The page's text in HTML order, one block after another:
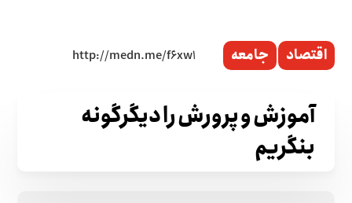
اقتصاد جامعه
آموزش و پرورش را دیگرگونه
بنگریم